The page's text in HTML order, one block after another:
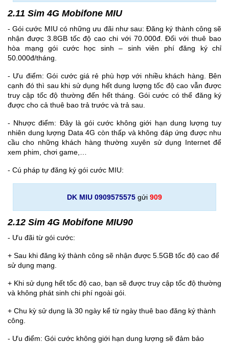
2.11 Sim 4G Mobifone MIU
- Gói cước MIU có những ưu đãi như sau: Đăng ký thành công sẽ
nhận được 3.8GB tốc độ cao chi với 70.000đ. Đối với thuê bao
hòa mạng gói cước học sinh – sinh viên phí đăng ký chỉ
50.000đ/tháng.
- Ưu điểm: Gói cước giá rẻ phù hợp với nhiều khách hàng. Bên
cạnh đó thì sau khi sử dụng hết dung lượng tốc độ cao vẫn được
truy cập tốc độ thường đến hết tháng. Gói cước có thể đăng ký
được cho cả thuê bao trả trước và trả sau.
- Nhược điểm: Đây là gói cước không giới hạn dung lượng tuy
nhiên dung lượng Data 4G còn thấp và không đáp ứng được nhu
cầu cho những khách hàng thường xuyên sử dụng Internet để
xem phim, chơi game,…
- Cú pháp tự đăng ký gói cước MIU:
DK MIU 0909575575 gửi 909
2.12 Sim 4G Mobifone MIU90
- Ưu đãi từ gói cước:
+ Sau khi đăng ký thành công sẽ nhận được 5.5GB tốc độ cao để
sử dụng mạng.
+ Khi sử dụng hết tốc độ cao, bạn sẽ được truy cập tốc độ thường
và không phát sinh chi phí ngoài gói.
+ Chu kỳ sử dụng là 30 ngày kể từ ngày thuê bao đăng ký thành
công.
- Ưu điểm: Gói cước không giới hạn dung lượng sẽ đảm bảo